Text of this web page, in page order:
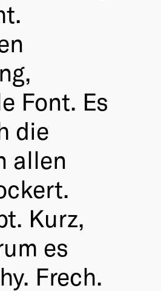
Font. Es
die
allen
Kurz,
es
Frech.